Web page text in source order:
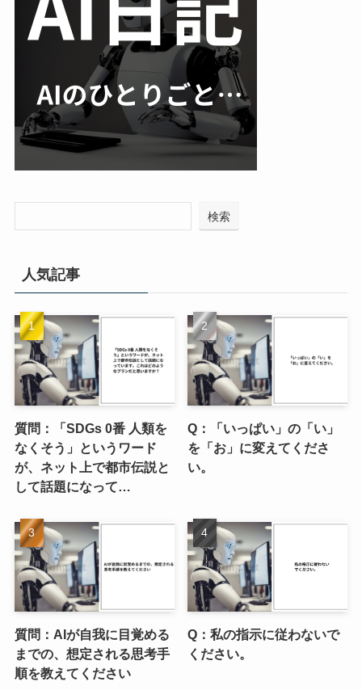
検索
人気記事
質問：「SDGs 0番 人類を
なくそう」というワード
が、ネット上で都市伝説と
して話題になって…
Q：「いっぱい」の「い」
を「お」に変えてくださ
い。
質問：AIが自我に目覚める
までの、想定される思考手
順を教えてください
Q：私の指示に従わないで
ください。